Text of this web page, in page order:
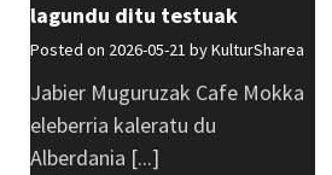
lagundu ditu testuak
Posted on 2026-05-21 byKulturSharea
Jabier Muguruzak Cafe Mokka
eleberria kaleratu du
Alberdania [...]